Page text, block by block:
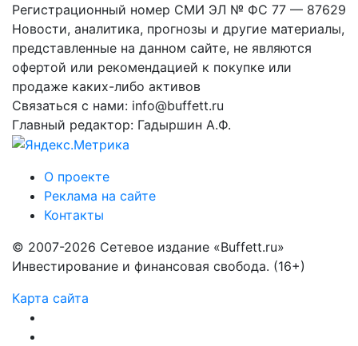
Регистрационный номер СМИ ЭЛ № ФС 77 — 87629
Новости, аналитика, прогнозы и другие материалы,
представленные на данном сайте, не являются
офертой или рекомендацией к покупке или
продаже каких-либо активов
Связаться с нами: info@buffett.ru
Главный редактор: Гадыршин А.Ф.
О проекте
Реклама на сайте
Контакты
© 2007-2026 Сетевое издание «Buffett.ru»
Инвестирование и финансовая свобода. (16+)
Карта сайта